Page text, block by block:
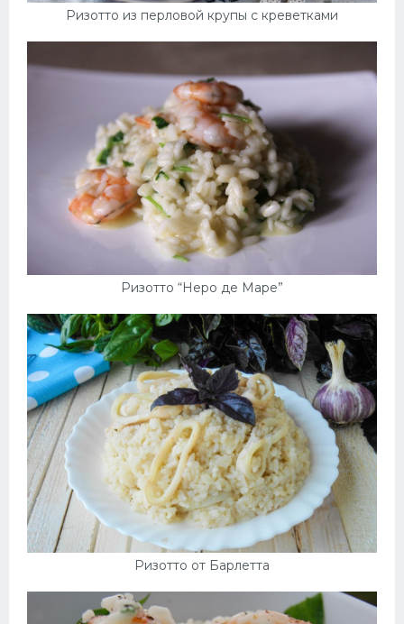
Ризотто из перловой крупы с креветками
Ризотто “Неро де Маре”
Ризотто от Барлетта